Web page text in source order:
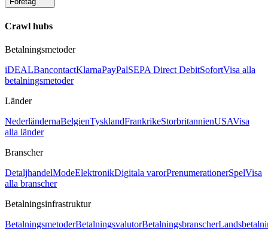
Crawl hubs
Betalningsmetoder
iDEALBancontactKlarnaPayPalSEPA Direct DebitSofortVisa alla
betalningsmetoder
Länder
NederländernaBelgienTysklandFrankrikeStorbritannienUSAVisa
alla länder
Branscher
DetaljhandelModeElektronikDigitala varorPrenumerationerSpelVisa
alla branscher
Betalningsinfrastruktur
BetalningsmetoderBetalningsvalutorBetalningsbranscher